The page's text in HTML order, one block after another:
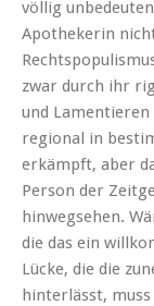
völlig
Apothekerin
zwar durch ihr
und
regional in
erkämpft, aber
Person der
hinwegsehen.
die das ein
Lücke, die die
hinterlässt,